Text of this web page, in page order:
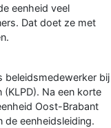
eenheid veel
Dat doet ze met
beleidsmedewerker bij
Na een korte
Oost-Brabant
de eenheidsleiding.